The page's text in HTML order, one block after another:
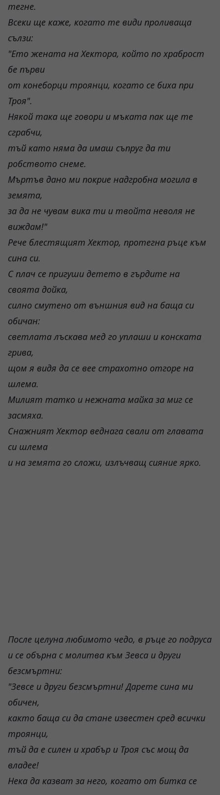
тегне.
Всеки ще каже, когато те види проливаща
сълзи:
"Ето жената на Хектора, който по храброст
бе първи
от конеборци троянци, когато се биха при
Троя".
Някой така ще говори и мъката пак ще те
сграбчи,
тъй като няма да имаш съпруг да ти
робството снеме.
Мъртъв дано ми покрие надгробна могила в
земята,
за да не чувам вика ти и твойта неволя не
виждам!"
Рече блестящият Хектор, протегна ръце към
сина си.
С плач се пригуши детето в гърдите на
своята дойка,
силно смутено от външния вид на баща си
обичан:
светлата лъскава мед го уплаши и конската
грива,
щом я видя да се вее страхотно отгоре на
шлема.
Милият татко и нежната майка за миг се
засмяха.
Снажният Хектор веднага свали от главата
си шлема
и на земята го сложи, излъчващ сияние ярко.
После целуна любимото чедо, в ръце го подруса
и се обърна с молитва към Зевса и други
безсмъртни:
"Зевсе и други безсмъртни! Дарете сина ми
обичен,
както баща си да стане известен сред всички
троянци,
тъй да е силен и храбър и Троя със мощ да
владее!
Нека да казват за него, когато от битка се